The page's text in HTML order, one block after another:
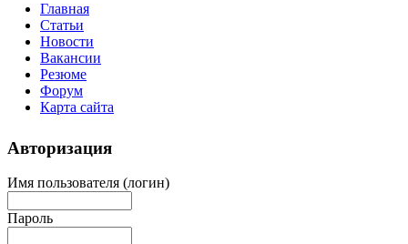
Главная
Статьи
Новости
Вакансии
Резюме
Форум
Карта сайта
Авторизация
Имя пользователя (логин)
Пароль